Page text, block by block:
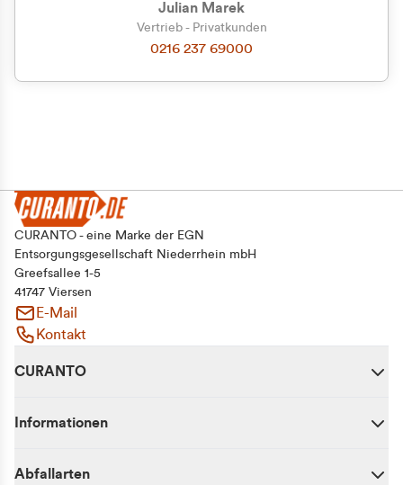
Julian Marek
Vertrieb - Privatkunden
0216 237 69000
CURANTO - eine Marke der EGN
Entsorgungsgesellschaft Niederrhein mbH
Greefsallee 1-5
41747 Viersen
E-Mail
Kontakt
CURANTO
Informationen
Abfallarten